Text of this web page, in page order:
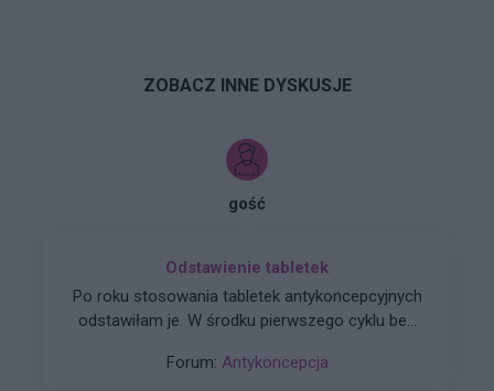
ZOBACZ INNE DYSKUSJE
gość
Odstawienie tabletek
Po roku stosowania tabletek antykoncepcyjnych
odstawiłam je. W środku pierwszego cyklu bez
tym samym czasie doszło do stosunku
Forum: Antykoncepcja